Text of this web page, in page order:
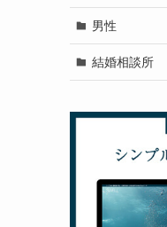
男性
結婚相談所